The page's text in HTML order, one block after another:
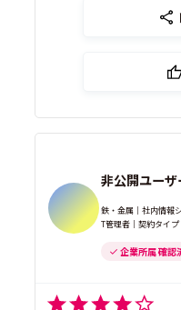
非公開ユーザ
鉄・金属｜社内情報
T管理者｜契約タイプ
企業所属 確認